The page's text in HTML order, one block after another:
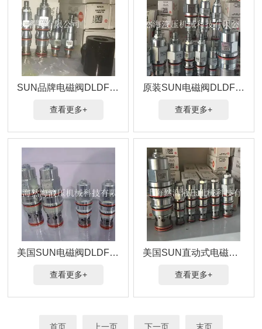
SUN品牌电磁阀DLDF-DCV-212D美国进口
查看更多+
原装SUN电磁阀DLDF-DCV-212进口现货
查看更多+
美国SUN电磁阀DLDF-DCV-211质量保证
查看更多+
美国SUN直动式电磁阀DLDF-DCN-JM11BD报价
查看更多+
首页 上一页 下一页 末页